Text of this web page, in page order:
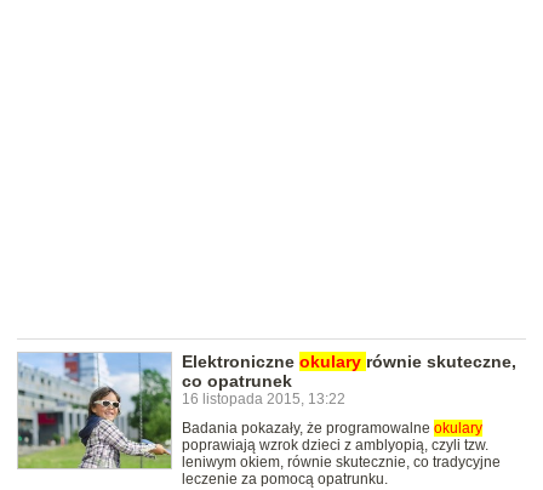
Elektroniczne okulary równie skuteczne,
co opatrunek
16 listopada 2015, 13:22
Badania pokazały, że programowalne okulary
poprawiają wzrok dzieci z amblyopią, czyli tzw.
leniwym okiem, równie skutecznie, co tradycyjne
leczenie za pomocą opatrunku.